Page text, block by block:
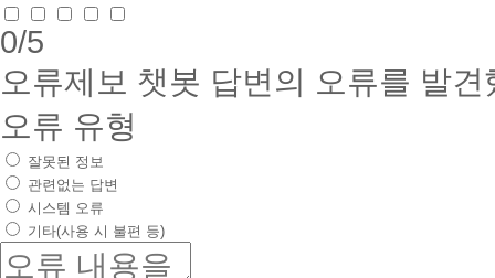
0/5
오류제보 챗봇 답변의 오류를 발
오류 유형
잘못된 정보
관련없는 답변
시스템 오류
기타(사용 시 불편 등)